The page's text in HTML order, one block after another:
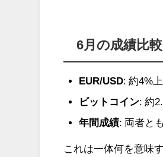
6月の成績比較
EUR/USD: 約4%
ビットコイン: 約
年間成績: 両者と
これは一体何を意味